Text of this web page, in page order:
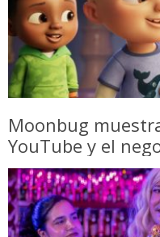
Moonbug
YouTube y el